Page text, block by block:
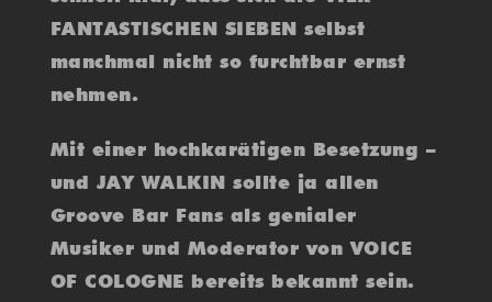
FANTASTISCHEN SIEBEN selbst
manchmal nicht so furchtbar ernst
nehmen.
Mit einer hochkarätigen Besetzung –
und JAY WALKIN sollte ja allen
Groove Bar Fans als genialer
Musiker und Moderator von VOICE
OF COLOGNE bereits bekannt sein.